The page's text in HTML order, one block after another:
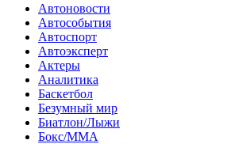
Автоновости
Автособытия
Автоспорт
Автоэксперт
Актеры
Аналитика
Баскетбол
Безумный мир
Биатлон/Лыжи
Бокс/MMA